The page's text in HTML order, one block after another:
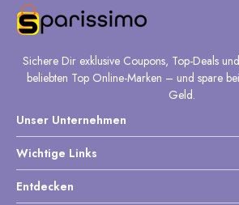
Sichere Dir exklusive Coupons, Top-Deals
beliebten Top Online-Marken – und spare
Geld.
Unser Unternehmen
Wichtige Links
Entdecken